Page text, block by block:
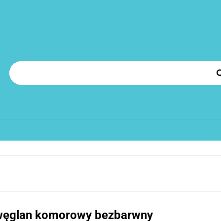
komorowy bezbarwny